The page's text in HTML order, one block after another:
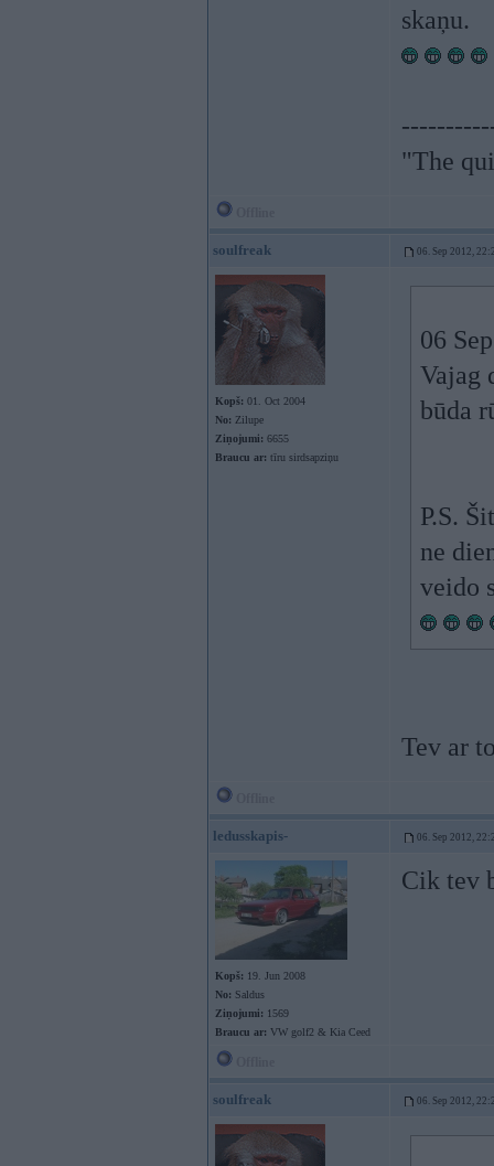
skaņu.
"The
soulfreak 06. Sep 2012,
Kopš: 01. Oct 2004
No: Zilupe
Ziņojumi: 6655
Braucu ar: tīru sirdsapziņu
06
Vajag
būda
P.S.
ne
veido
Tev ar
ledusskapis- 06. Sep 2012,
Kopš: 19. Jun 2008
No: Saldus
Ziņojumi: 1569
Braucu ar: VW golf2 & Kia Ceed
Cik tev
soulfreak 06. Sep 2012,